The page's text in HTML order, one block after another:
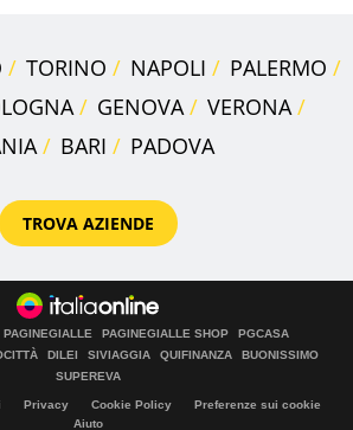
TORINO NAPOLI
PALERMO
GENOVA
VERONA
BARI PADOVA
TROVA AZIENDE
PAGINEGIALLE PAGINEGIALLE SHOP
PGCASA
DILEI SIVIAGGIA QUIFINANZA
BUONISSIMO
SUPEREVA
Privacy Cookie Policy
Preferenze sui cookie
Aiuto